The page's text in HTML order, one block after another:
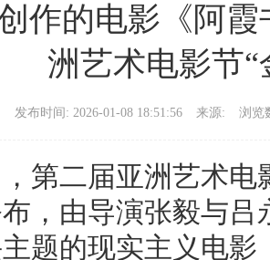
作的电影《阿
洲艺术电影节“
发布时间: 2026-01-08 18:51:56 来源: 浏览
二届亚洲艺术电
，由导演张毅与吕
题的现实主义电